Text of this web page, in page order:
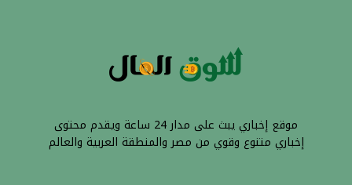
موقع إخباري يبث على مدار 24 ساعة ويقدم محتوى
إخباري متنوع وقوي من مصر والمنطقة العربية والعالم